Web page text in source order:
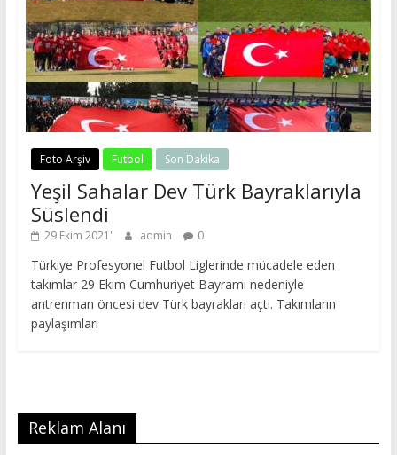
Foto Arşiv Futbol Son Dakika
Yeşil Sahalar Dev Türk Bayraklarıyla
Süslendi
29 Ekim 2021 admin 0
Türkiye Profesyonel Futbol Liglerinde mücadele eden
takımlar 29 Ekim Cumhuriyet Bayramı nedeniyle
antrenman öncesi dev Türk bayrakları açtı. Takımların
paylaşımları
Reklam Alanı